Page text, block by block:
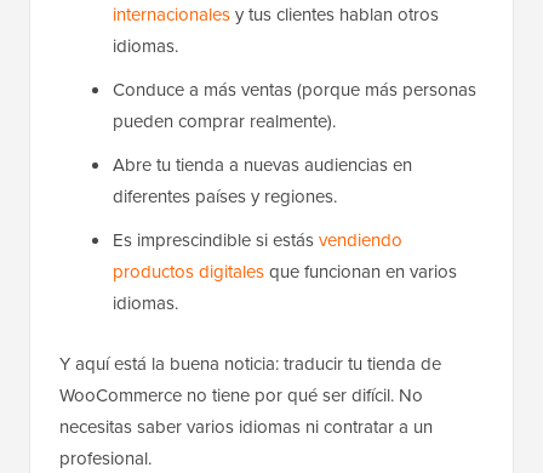
internacionalesy tus clientes hablan otros
idiomas.
Conduce a más ventas (porque más personas
pueden comprar realmente).
Abre tu tienda a nuevas audiencias en
diferentes países y regiones.
Es imprescindible si estásvendiendo
productos digitalesque funcionan en varios
idiomas.
Y aquí está la buena noticia: traducir tu tienda de
WooCommerce no tiene por qué ser difícil. No
necesitas saber varios idiomas ni contratar a un
profesional.